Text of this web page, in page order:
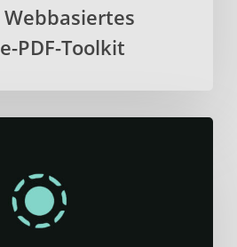
Webbasiertes
PDF-Toolkit